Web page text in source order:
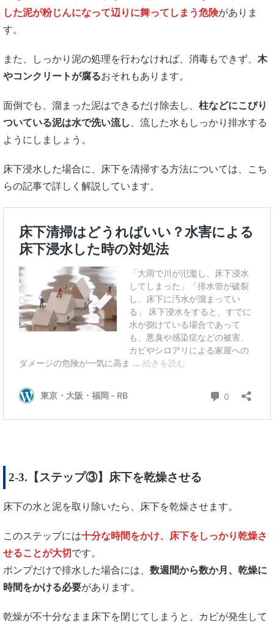
した泥が粉じんになって辺りに舞ってしまう危険がありま
す。
また、しっかり泥の処理を行わなければ、消毒もできず、 木
やコンクリートが腐るおそれもあります。
面倒でも、溜まった泥はできるだけ除去し、 柱などにこびり
ついている泥は水で洗い流し
、流した水もしっかり排水する
ようにしましょう。
床下浸水した場合に、床下を清掃する方法については、こち
らの記事で詳しく解説しています。
2-3.【ステップ③】床下を乾燥させる
床下の水と泥を取り除いたら、床下を乾燥させます。
このステップには十分な時間をかけ、床下をしっかり乾燥さ
せることが大切 です。
ポンプだけで排水した場合には、 数週間から数か月、乾燥に
時間をかける必要があります。
乾燥が不十分なまま床下を閉じてしまうと、カビが発生して